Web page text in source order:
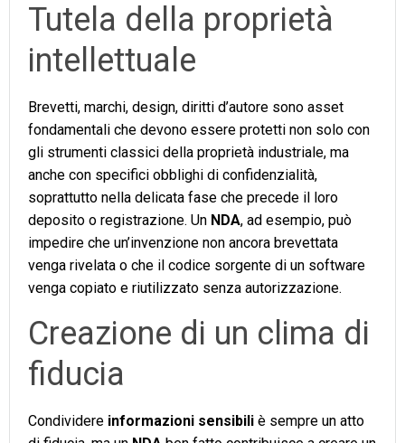
Tutela della proprietà
intellettuale
Brevetti, marchi, design, diritti d’autore sono asset
fondamentali che devono essere protetti non solo con
gli strumenti classici della proprietà industriale, ma
anche con specifici obblighi di confidenzialità,
soprattutto nella delicata fase che precede il loro
deposito o registrazione. Un NDA, ad esempio, può
impedire che un’invenzione non ancora brevettata
venga rivelata o che il codice sorgente di un software
venga copiato e riutilizzato senza autorizzazione.
Creazione di un clima di
fiducia
Condividere informazioni sensibili è sempre un atto